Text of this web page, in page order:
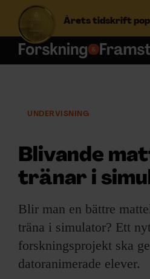
Årets tidskrift
S
f
r
Logga in
NYHETSBREV
ÄMNEN
UNDERVISNING
Blivande
tränar i
Blir man en bättre
träna i simulator? Ett
forskningsprojekt ska
datoranimerade elever.